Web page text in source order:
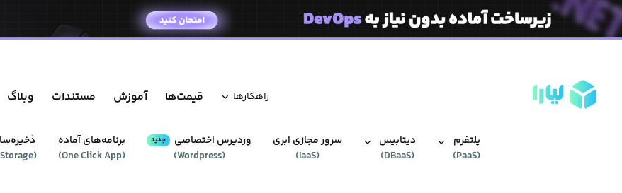
راهکار‌ها قیمت‌ها آموزش مستندات وبلاگ
(
برنامه‌های آماده
(
One Click App
)
وردپرس‌ اختصاصی جدید
(
Wordpress
)
سرور مجازی ابری
(
IaaS
)
دیتابیس‌
(
DBaaS
)
پلتفرم
(
PaaS
)